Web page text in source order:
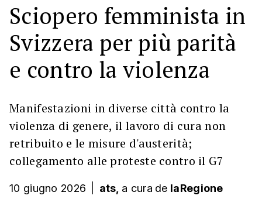
Sciopero femminista in
Svizzera per più parità
e contro la violenza
Manifestazioni in diverse città contro la
violenza di genere, il lavoro di cura non
retribuito e le misure d'austerità;
collegamento alle proteste contro il G7
10 giugno 2026 ats, a cura de laRegione